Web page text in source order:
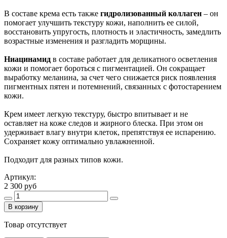
В составе крема есть также гидролизованный коллаген – он
помогает улучшить текстуру кожи, наполнить ее силой,
восстановить упругость, плотность и эластичность, замедлить
возрастные изменения и разгладить морщины.
Ниацинамид в составе работает для деликатного осветления
кожи и помогает бороться с пигментацией. Он сокращает
выработку меланина, за счет чего снижается риск появления
пигментных пятен и потемнений, связанных с фотостарением
кожи.
Крем имеет легкую текстуру, быстро впитывает и не
оставляет на коже следов и жирного блеска. При этом он
удерживает влагу внутри клеток, препятствуя ее испарению.
Сохраняет кожу оптимально увлажненной.
Подходит для разных типов кожи.
Артикул:
2 300 руб
В корзину
Товар отсутствует